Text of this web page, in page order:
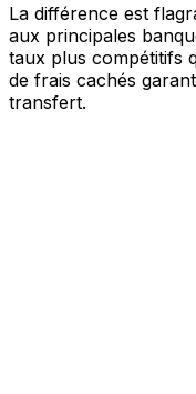
La différence est
aux principales
taux plus compétitifs
de frais cachés
transfert.